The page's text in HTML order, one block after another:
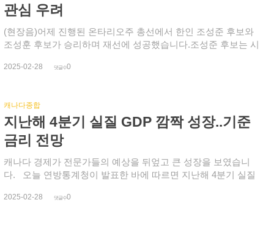
실시간 지원도 제공해준다. 이토산 공동창립자는 "성공적인 비즈
니스의 비결은 바로 '일관성'이다. 2년 연속으로 이 권위 있는 명
단에 이름을 올리게 되어 큰 영광"이라고 말했다. 그는 이어 "이
이는 우리 비즈니스 모델의 강점, 우리 팀의 헌신, 그리고 골프 커
가할 것"이라고 전했다. 트레이서 골프측은 지금까지의 성장을
바탕으로 캐나다 전역과 미국으로 시장을 더 확대해 나갈 계획이
다. 글로브앤메일측은 이 순위가 국내 창업자와 기업 리더들의
독창성과 비전, 추진력을 반영한다며 이들의 성공스토리는 차세
대들에게 큰 영감을 줄 것으로 기대한다고 강조했다.
누군가를 죽이고 싶은 기분이 들었다고 말했고, 병원에서 경찰에
체포됐습니다. 지난해 11월 이급살인에 대한 유죄를 인정한 피고
에 대해 판사는 16년에서 18년 동안 가석방 신청을 금지한 검찰
측 구형을 받아들였습니다. 변호인 측은 10년에서 14년을 요구
찔렀다는 문자를 보냈고, 자신의 범행을 뉘우치기는 커녕 자랑스
후에는 무장 폭행, 성폭행, 약물 중독 등 200여 차례 범죄를 저지
르기도 했다며 재범 우려가 매우 높고, 지역 사회에 위험을 초래
할 수 있다고 설명했습니다. 이어 마갈랴이스 가족에게 상상할
수 없는 상실을 주고, 대중교통의 안전도 악화시켰다고 덧붙였습
니다.
관심 우려
(현장음)어제 진행된 온타리오주 총선에서 한인 조성준 후보와
조성훈 후보가 승리하며 재선에 성공했습니다.조성준 후보는 시
표 시작 후 선거사무소에 도착한 조 후보는 지지자들과 함께 개
따돌리고 일찌감치 당선을 확정 지었습니다.조 후보는 한인사회
의 지지에 감사를 전했습니다. (인터뷰) 조성준 당선인 / 스카보
로 노스 우리 동포 사회가 늘 적극적으로 지원해 주고 또 사랑해
준 덕분에 제가 이번에 크게 또 이겼습니다. 또 하나 이긴 그 이유
는 내가 참 성실하게 우리 선서구 주민들을 위해서 여러가지로
봉사를 했습니다. 선거 운동을 하면서 느낀점도 덧붙였습니
기를 돕는 일이다라는 걸 느꼈습니다.조 후보측 선거팀은 조 후
2025-02-28 댓글수0
캐나다종합
지난해 4분기 실질 GDP 깜짝 성장..기준
금리 전망
캐나다 경제가 전문가들의 예상을 뒤엎고 큰 성장을 보였습니
다. 오늘 연방통계청이 발표한 바에 따르면 지난해 4분기 실질
가들이 예상한 1.7%~1.8%를 크게 웃돌았습니다. 잇단 금리 인
2025-02-28 댓글수0